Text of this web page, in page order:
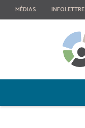
MÉDIAS INFOLETTRE